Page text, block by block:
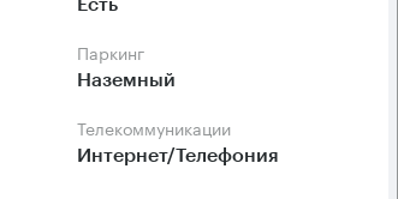
Есть
Паркинг
Наземный
Телекоммуникации
Интернет/Телефония